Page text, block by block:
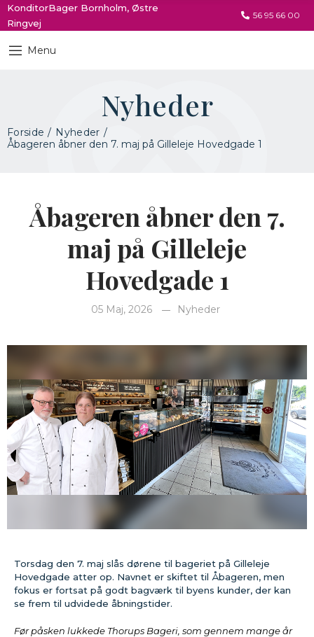
KonditorBager Bornholm, Østre
Ringvej
56 95 66 00
Menu
Nyheder
Forside
Nyheder
Åbageren åbner den 7. maj på Gilleleje Hovedgade 1
Åbageren åbner den 7.
maj på Gilleleje
Hovedgade 1
05 Maj, 2026 Nyheder
Torsdag den 7. maj slås dørene til bageriet på Gilleleje
Hovedgade atter op. Navnet er skiftet til Åbageren, men
fokus er fortsat på godt bagværk til byens kunder, der kan
se frem til udvidede åbningstider.
Før påsken lukkede Thorups Bageri, som gennem mange år